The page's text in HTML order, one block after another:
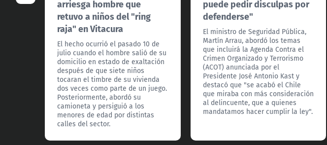
arriesga hombre que
retuvo a niños del "ring
raja" en Vitacura
El hecho ocurrió el pasado 10 de
julio cuando el hombre salió de su
domicilio en estado de exaltación
después de que siete niños
tocaran el timbre de su vivienda
dos veces como parte de un juego.
Posteriormente, abordó su
camioneta y persiguió a los
menores de edad por distintas
calles del sector.
puede pedir disculpas por
defenderse"
El ministro de Seguridad Pública,
Martín Arrau, abordó los temas
que incluirá la Agenda Contra el
Crimen Organizado y Terrorismo
(ACOT) anunciada por el
Presidente José Antonio Kast y
destacó que "se acabó el Chile
que miraba con más consideración
al delincuente, que a quienes
mandatamos hacer cumplir la ley".